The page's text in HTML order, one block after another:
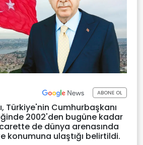
ABONE OL
Türkiye'nin Cumhurbaşkanı
2002'den bugüne kadar
de dünya arenasında
konumuna ulaştığı belirtildi.